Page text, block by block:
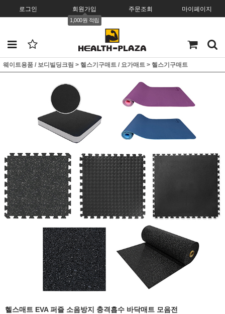
로그인 회원가입
1,000원 적립
주문조회 마이페이지
웨이트용품 / 보디빌딩크림 > 헬스기구매트 / 요가매트 > 헬스기구매트
헬스매트 EVA 퍼즐 소음방지 충격흡수 바닥매트 모음전